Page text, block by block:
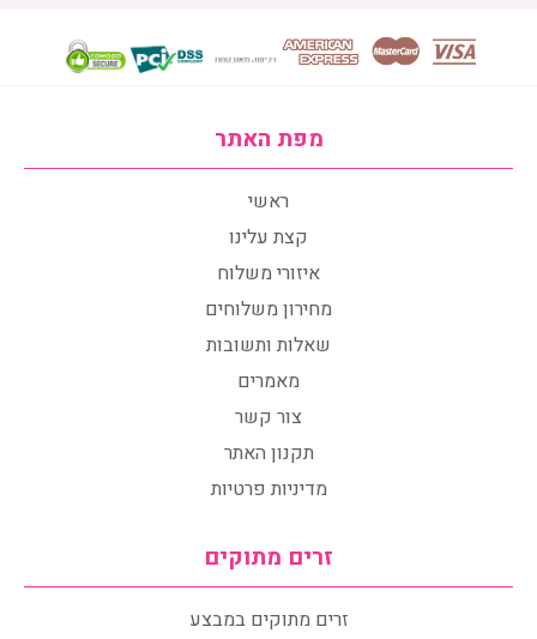
מפת האתר
ראשי
קצת עלינו
איזורי משלוח
מחירון משלוחים
שאלות ותשובות
מאמרים
צור קשר
תקנון האתר
מדיניות פרטיות
זרים מתוקים
זרים מתוקים במבצע